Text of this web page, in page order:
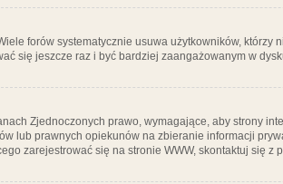
forów systematycznie usuwa użytkowników, którzy
się jeszcze raz i być bardziej zaangażowanym w
Zjednoczonych prawo, wymagające, aby strony
lub prawnych opiekunów na zbieranie informacji
zarejestrować się na stronie WWW, skontaktuj się z